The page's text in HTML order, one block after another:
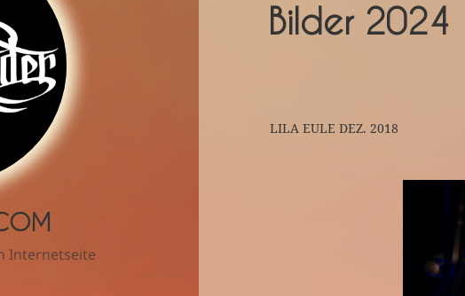
Internetseite
Bilder 2024
LILA EULE DEZ. 2018